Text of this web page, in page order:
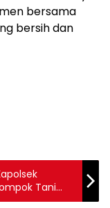
bersama
bersih dan
Tani